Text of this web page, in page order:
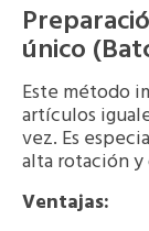
único
Este método
artículos
vez. Es
alta rotación
Ventajas: